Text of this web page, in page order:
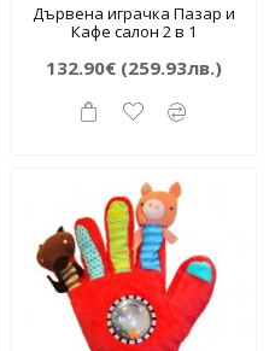
Дървена играчка Пазар и
Кафе салон 2 в 1
132.90€(259.93лв.)